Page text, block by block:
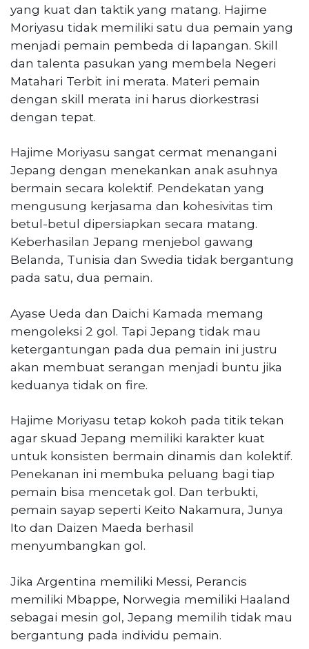
yang kuat dan taktik yang matang. Hajime
Moriyasu tidak memiliki satu dua pemain yang
menjadi pemain pembeda di lapangan. Skill
dan talenta pasukan yang membela Negeri
Matahari Terbit ini merata. Materi pemain
dengan skill merata ini harus diorkestrasi
dengan tepat.
Hajime Moriyasu sangat cermat menangani
Jepang dengan menekankan anak asuhnya
bermain secara kolektif. Pendekatan yang
mengusung kerjasama dan kohesivitas tim
betul-betul dipersiapkan secara matang.
Keberhasilan Jepang menjebol gawang
Belanda, Tunisia dan Swedia tidak bergantung
pada satu, dua pemain.
Ayase Ueda dan Daichi Kamada memang
mengoleksi 2 gol. Tapi Jepang tidak mau
ketergantungan pada dua pemain ini justru
akan membuat serangan menjadi buntu jika
keduanya tidak on fire.
Hajime Moriyasu tetap kokoh pada titik tekan
agar skuad Jepang memiliki karakter kuat
untuk konsisten bermain dinamis dan kolektif.
Penekanan ini membuka peluang bagi tiap
pemain bisa mencetak gol. Dan terbukti,
pemain sayap seperti Keito Nakamura, Junya
Ito dan Daizen Maeda berhasil
menyumbangkan gol.
Jika Argentina memiliki Messi, Perancis
memiliki Mbappe, Norwegia memiliki Haaland
sebagai mesin gol, Jepang memilih tidak mau
bergantung pada individu pemain.